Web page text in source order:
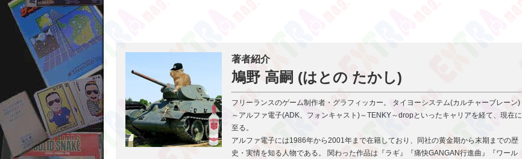
著者紹介
鳩野 高嗣 (はとの たかし)
フリーランスのゲーム制作者・グラフィッカー。 タイヨーシステム(カルチャーブレーン)
～アルファ電子(ADK、フォンキャスト)～TENKY～dropといったキャリアを経て、現在に
至る。
アルファ電子には1986年から2001年まで在籍しており、同社の黄金期から末期までの歴
史・実情を知る人物である。 関わった作品は『ラギ』『痛快GANGAN行進曲』『ワール